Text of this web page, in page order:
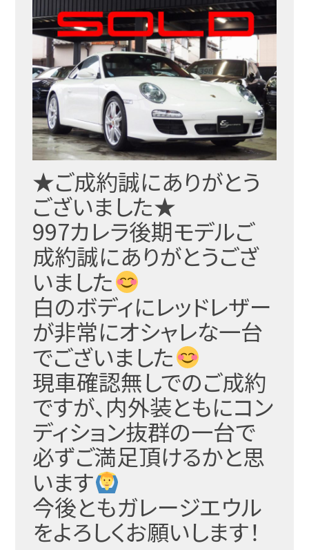
★ご成約誠にありがとう
ございました★
997カレラ後期モデルご
成約誠にありがとうござ
いました
白のボディにレッドレザー
が非常にオシャレな一台
でございました
現車確認無しでのご成約
ですが、内外装ともにコン
ディション抜群の一台で
必ずご満足頂けるかと思
います
今後ともガレージエウル
をよろしくお願いします！